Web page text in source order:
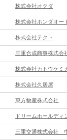
株式会社オクダ
株式会社ホンダオー
株式会社テクト
三重合成商事株式会
株式会社カトウケミ
株式会社久居屋
東方物産株式会社
ドリームホールディ
三重交通株式会社